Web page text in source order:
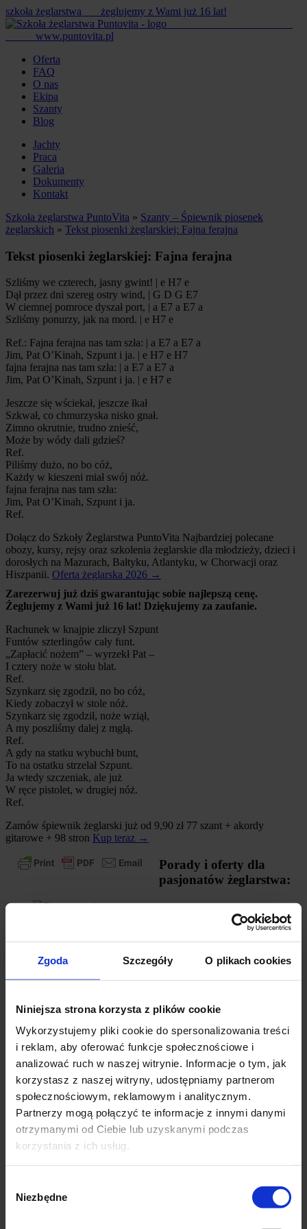
Zgoda Szczegóły O plikach cookies
Niniejsza strona korzysta z plików cookie
Wykorzystujemy pliki cookie do spersonalizowania treści
i reklam, aby oferować funkcje społecznościowe i
analizować ruch w naszej witrynie. Informacje o tym, jak
korzystasz z naszej witryny, udostępniamy partnerom
społecznościowym, reklamowym i analitycznym.
Partnerzy mogą połączyć te informacje z innymi danymi
otrzymanymi od Ciebie lub uzyskanymi podczas
korzystania z ich usług.
zgody
Niezbędne
szkoła żeglarstwa żeglujemy z Wami już 16 lat!
www.puntovita.pl
Oferta
FAQ
O nas
Ekipa
Szanty
Blog
Jachty
Praca
Galeria
Dokumenty
Kontakt
Szkoła żeglarstwa PuntoVita » Szanty – Śpiewnik piosenek
żeglarskich » Tekst piosenki żeglarskiej: Fajna ferajna
Tekst piosenki żeglarskiej: Fajna ferajna
Szliśmy we czterech, jasny gwint! | e H7 e
Dął przez dni szereg ostry wind, | G D G E7
W ciemnej pomroce dyszał port, | a E7 a E7 a
Szliśmy ponurzy, jak na mord. | e H7 e
Ref.: Fajna ferajna nas tam szła: | a E7 a E7 a
Jim, Pat O’Kinah, Szpunt i ja. | e H7 e H7
fajna ferajna nas tam szła: | a E7 a E7 a
Jim, Pat O’Kinah, Szpunt i ja. | e H7 e
Jeszcze się wściekał, jeszcze łkał
Szkwał, co chmurzyska nisko gnał.
Zimno okrutnie, trudno znieść,
Może by wódy dali gdzieś?
Ref.
Piliśmy dużo, no bo cóż,
Każdy w kieszeni miał swój nóż.
fajna ferajna nas tam szła:
Jim, Pat O’Kinah, Szpunt i ja.
Ref.
Dołącz do Szkoły Żeglarstwa PuntoVita Najbardziej polecane
obozy, kursy, rejsy oraz szkolenia żeglarskie dla młodzieży, dzieci i
dorosłych na Mazurach, Bałtyku, Atlantyku, w Chorwacji oraz
Hiszpanii. Oferta żeglarska 2026 →
Zarezerwuj już dziś gwarantując sobie najlepszą cenę.
Żeglujemy z Wami już 16 lat! Dziękujemy za zaufanie.
Rachunek w knajpie zliczył Szpunt
Funtów szterlingów cały funt.
„Zapłacić nożem” – wyrzekł Pat –
I cztery noże w stołu blat.
Ref.
Szynkarz się zgodził, no bo cóż,
Kiedy zobaczył w stole nóż.
Szynkarz się zgodził, noże wziął,
A my poszliśmy dalej z mgłą.
Ref.
A gdy na statku wybuchł bunt,
To na ostatku strzelał Szpunt.
Ja wtedy szczeniak, ale już
W ręce pistolet, w drugiej nóż.
Ref.
Zamów śpiewnik żeglarski już od 9,90 zł 77 szant + akordy
gitarowe + 98 stron Kup teraz →
Porady i oferty dla
pasjonatów żeglarstwa:
Pierwsze rejsy w sezonie a kondycja
żagli – na jakie…
Port dla psa: jak zorganizować
miejsce dla czworonoga na…
Sztormiaki żeglarskie – jakie wybrać?
Trasa rejsu po Wyspach Zielonego
Przylądka
ludzi?